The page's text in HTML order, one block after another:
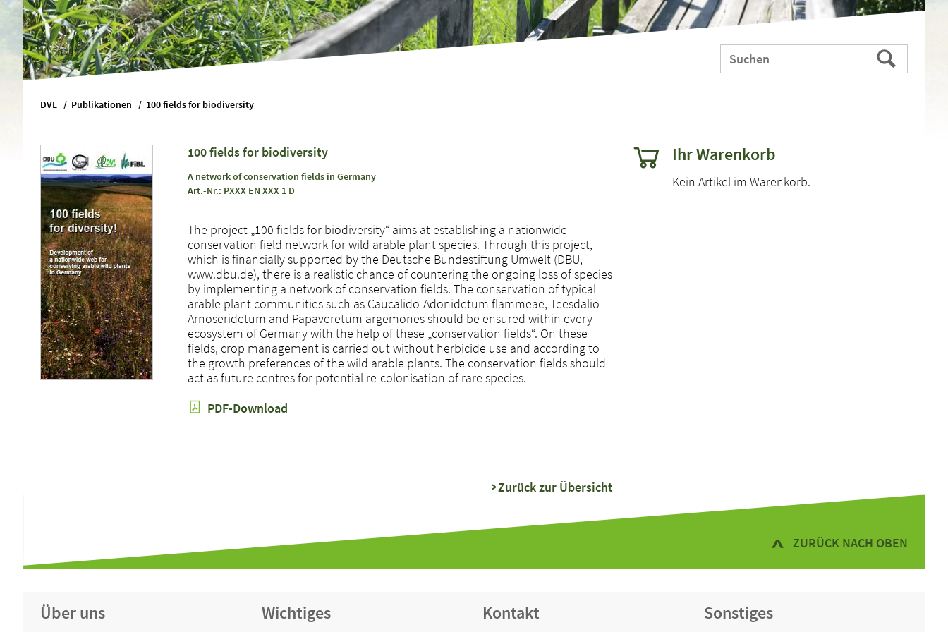
Webauftritt
durchsuchen
Suchen
DVL Publikationen 100 fields for biodiversity
100 fields for biodiversity
A network of conservation fields in Germany
Art.-Nr.: PXXX EN XXX 1 D
The project „100 fields for biodiversity“ aims at establishing a nationwide
conservation field network for wild arable plant species. Through this project,
which is financially supported by the Deutsche Bundestiftung Umwelt (DBU,
www.dbu.de), there is a realistic chance of countering the ongoing loss of species
by implementing a network of conservation fields. The conservation of typical
arable plant communities such as Caucalido-Adonidetum flammeae, Teesdalio-
Arnoseridetum and Papaveretum argemones should be ensured within every
ecosystem of Germany with the help of these „conservation fields“. On these
fields, crop management is carried out without herbicide use and according to
the growth preferences of the wild arable plants. The conservation fields should
act as future centres for potential re-colonisation of rare species.
PDF-Download
Zurück zur Übersicht
Ihr Warenkorb
Kein Artikel im Warenkorb.
ZURÜCK NACH OBEN
Über uns Wichtiges Kontakt Sonstiges